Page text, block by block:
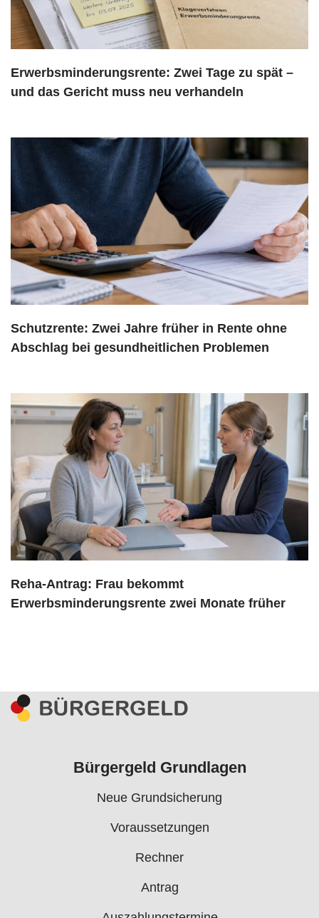
Erwerbsminderungsrente: Zwei Tage zu spät –
und das Gericht muss neu verhandeln
Schutzrente: Zwei Jahre früher in Rente ohne
Abschlag bei gesundheitlichen Problemen
Reha-Antrag: Frau bekommt
Erwerbsminderungsrente zwei Monate früher
Bürgergeld Grundlagen
Neue Grundsicherung
Voraussetzungen
Rechner
Antrag